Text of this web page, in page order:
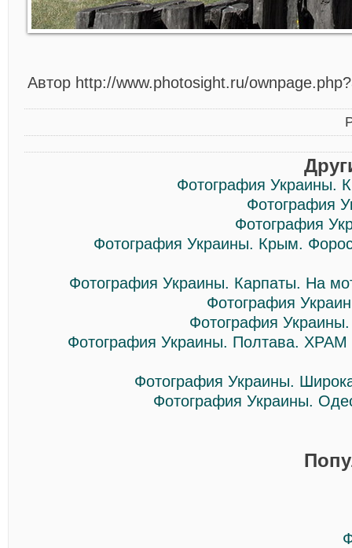
Автор http://www.photosight.ru/
Фотография Украины.
Фотография
Фотография
Фотография Украины. Крым.
Фотография Украины. Карпаты. На
Фотография
Фотография
Фотография Украины. Полтава.
Фотография Украины.
Фотография Украины.